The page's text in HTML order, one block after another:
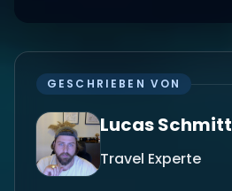
GESCHRIEBEN VON
Lucas Schmitt
Travel Experte